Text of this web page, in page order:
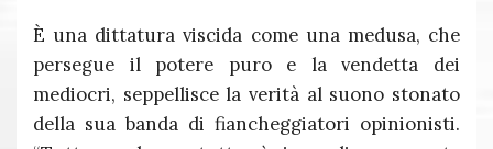
È una dittatura viscida come una medusa, che
persegue il potere puro e la vendetta dei
mediocri, seppellisce la verità al suono stonato
della sua banda di fiancheggiatori opinionisti.